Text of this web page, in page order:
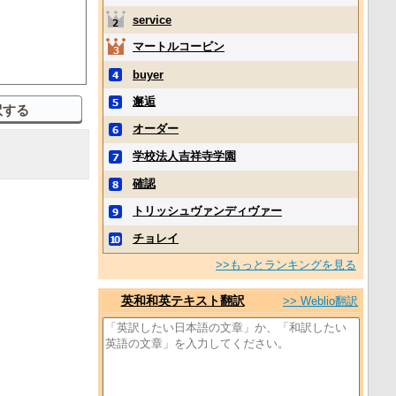
service
マートルコービン
buyer
邂逅
オーダー
学校法人吉祥寺学園
確認
トリッシュヴァンディヴァー
チョレイ
>>もっとランキングを見る
英和和英テキスト翻訳 >> Weblio翻訳